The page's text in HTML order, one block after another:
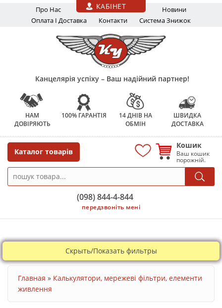
Перейти до основного вмісту
Про Нас
Новини
Оплата І Доставка
Контакти Система Знижок
КАБІНЕТ
Канцелярія успіху – Ваш надійний партнер!
НАМ
ДОВІРЯЮТЬ
100% ГАРАНТІЯ
14 ДНІВ НА
ОБМІН
ШВИДКА
ДОСТАВКА
Каталог товарів
(098) 844-4-844
передзвоніть мені
Кошик
Ваш кошик
порожній.
Скрыть/Показать фильтры
Ви є тут
Главная » Калькулятори, мережеві фільтри, елементи
живлення